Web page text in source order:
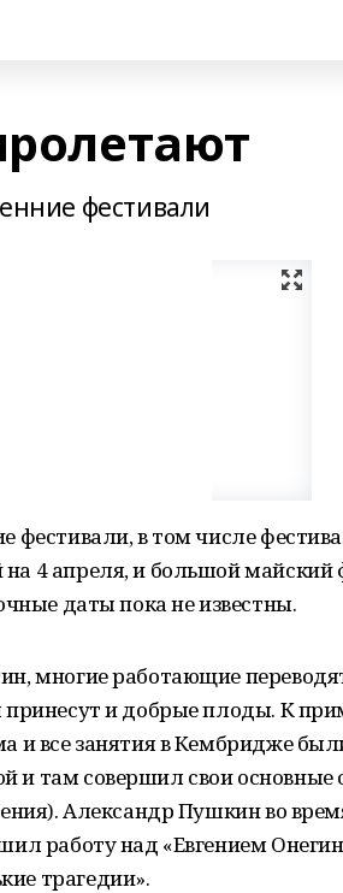
фестивали
фестивали, в том числе
4 апреля, и большой майский
даты пока не известны.
многие работающие
и добрые плоды. К
и все занятия в Кембридже
и там совершил свои основные
Александр Пушкин во
работу над «Евгением
трагедии».